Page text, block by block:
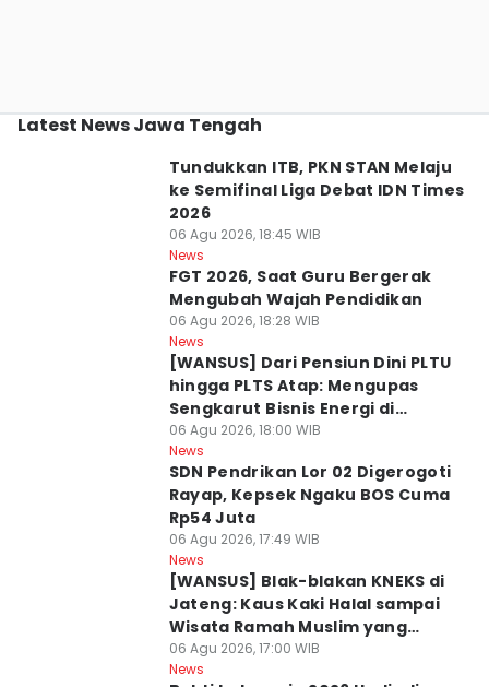
Latest News Jawa Tengah
Tundukkan ITB, PKN STAN Melaju
ke Semifinal Liga Debat IDN Times
2026
06 Agu 2026, 18:45 WIB
News
FGT 2026, Saat Guru Bergerak
Mengubah Wajah Pendidikan
06 Agu 2026, 18:28 WIB
News
[WANSUS] Dari Pensiun Dini PLTU
hingga PLTS Atap: Mengupas
Sengkarut Bisnis Energi di
Indonesia
06 Agu 2026, 18:00 WIB
News
SDN Pendrikan Lor 02 Digerogoti
Rayap, Kepsek Ngaku BOS Cuma
Rp54 Juta
06 Agu 2026, 17:49 WIB
News
[WANSUS] Blak-blakan KNEKS di
Jateng: Kaus Kaki Halal sampai
Wisata Ramah Muslim yang
Diminati
06 Agu 2026, 17:00 WIB
News